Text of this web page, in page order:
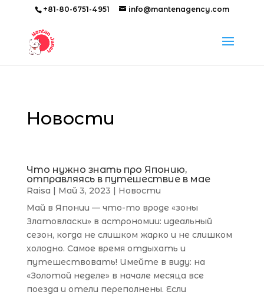
+81-80-6751-4951 info@mantenagency.com
Новости
Что нужно знать про Японию,
отправляясь в путешествие в мае
Raisa | Май 3, 2023 | Новости
Май в Японии — что-то вроде «зоны
Златовласки» в астрономии: идеальный
сезон, когда не слишком жарко и не слишком
холодно. Самое время отдыхать и
путешествовать! Имейте в виду: на
«Золотой неделе» в начале месяца все
поезда и отели переполнены. Если